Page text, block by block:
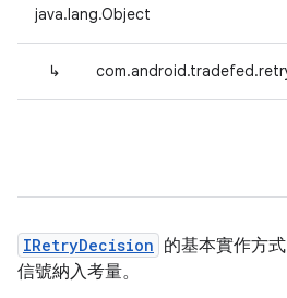
java.lang.Object
↳
IRetryDecision 的基本實作方
信號納入考量。